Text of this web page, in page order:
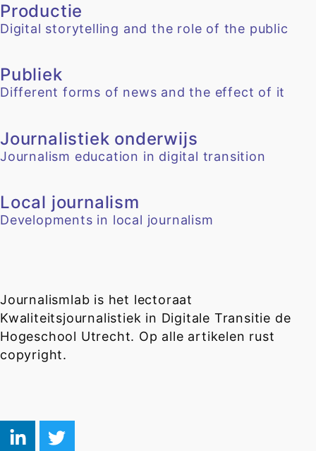
Productie
Digital storytelling and the role of the public
Publiek
Different forms of news and the effect of it
Journalistiek onderwijs
Journalism education in digital transition
Local journalism
Developments in local journalism
Journalismlab is het lectoraat
Kwaliteitsjournalistiek in Digitale Transitie de
Hogeschool Utrecht. Op alle artikelen rust
copyright.